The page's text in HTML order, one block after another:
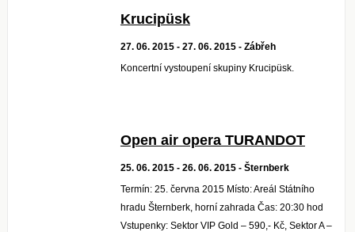
Krucipüsk
27. 06. 2015 - 27. 06. 2015 - Zábřeh
Koncertní vystoupení skupiny Krucipüsk.
Open air opera TURANDOT
25. 06. 2015 - 26. 06. 2015 - Šternberk
Termín: 25. června 2015 Místo: Areál Státního
hradu Šternberk, horní zahrada Čas: 20:30 hod
Vstupenky: Sektor VIP Gold – 590,- Kč, Sektor A –